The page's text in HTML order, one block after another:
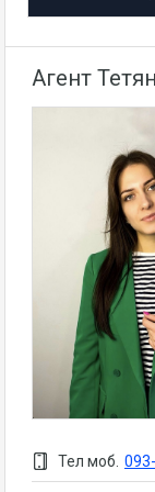
Агент
Тел моб.